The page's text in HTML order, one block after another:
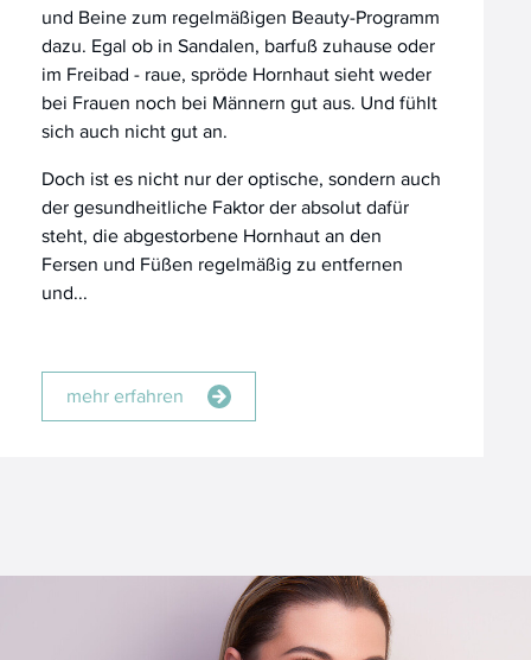
und Beine zum regelmäßigen Beauty-Programm
dazu. Egal ob in Sandalen, barfuß zuhause oder
im Freibad - raue, spröde Hornhaut sieht weder
bei Frauen noch bei Männern gut aus. Und fühlt
sich auch nicht gut an.
Doch ist es nicht nur der optische, sondern auch
der gesundheitliche Faktor der absolut dafür
steht, die abgestorbene Hornhaut an den
Fersen und Füßen regelmäßig zu entfernen
und...
mehr erfahren